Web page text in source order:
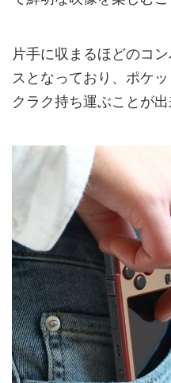
片手に収まるほどのコ
スとなっており、ポケ
クラク持ち運ぶことが出